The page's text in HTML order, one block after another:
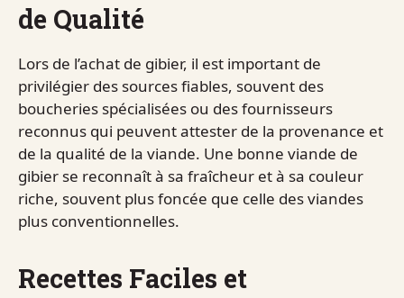
de Qualité
Lors de l’achat de gibier, il est important de
privilégier des sources fiables, souvent des
boucheries spécialisées ou des fournisseurs
reconnus qui peuvent attester de la provenance et
de la qualité de la viande. Une bonne viande de
gibier se reconnaît à sa fraîcheur et à sa couleur
riche, souvent plus foncée que celle des viandes
plus conventionnelles.
Recettes Faciles et